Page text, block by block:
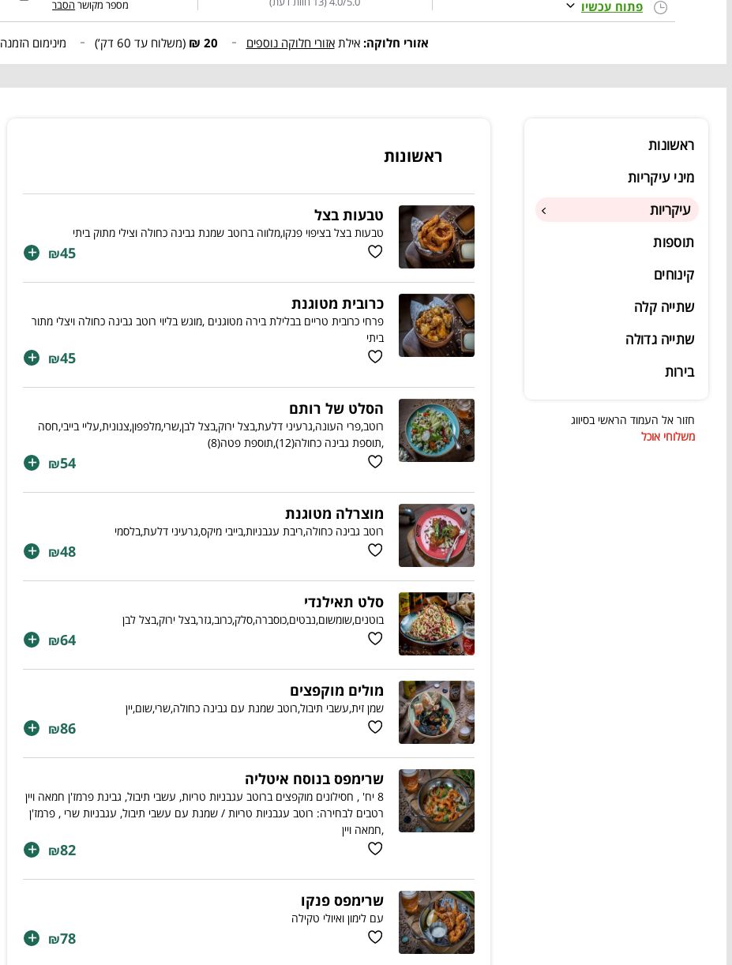
פתוח עכשיו
מספר מקושר הסבר
אזורי חלוקה:אילתאזורי חלוקה נוספים 20 ₪ (משלוח עד 60 דק’ ) מינימום הזמנה
ראשונות
מיני עיקריות
עיקריות
תוספות
קינוחים
שתייה קלה
שתייה גדולה
בירות
חזור אל העמוד הראשי בסיווג
משלוחי אוכל
ראשונות
טבעות בצל
טבעות בצל בציפוי פנקו,מלווה ברוטב שמנת גבינה כחולה וצילי מתוק ביתי
₪45
+
כרובית מטוגנת
פרחי כרובית טריים בבלילת בירה מטוגנים ,מוגש בליוי רוטב גבינה כחולה ויצלי מתור
ביתי
₪45
+
הסלט של רותם
רוטב,פרי העונה,גרעיני דלעת,בצל ירוק,בצל לבן,שרי,מלפפון,צנונית,עליי בייבי,חסה
,תוספת גבינה כחולה(12),תוספת פטה(8)
₪54
+
מוצרלה מטוגנת
רוטב גבינה כחולה,ריבת עגבניות,בייבי מיקס,גרעיני דלעת,בלסמי
₪48
+
סלט תאילנדי
בוטנים,שומשום,נבטים,כוסברה,סלק,כרוב,גזר,בצל ירוק,בצל לבן
₪64
+
מולים מוקפצים
שמן זית,עשבי תיבול,רוטב שמנת עם גבינה כחולה,שרי,שום,יין
₪86
+
שרימפס בנוסח איטליה
8 יח' , חסילונים מוקפצים ברוטב עגבניות טריות, עשבי תיבול, גבינת פרמז'ן חמאה ויין
רטבים לבחירה: רוטב עגבניות טריות / שמנת עם עשבי תיבול, עגבניות שרי , פרמז'ן
,חמאה ויין
₪82
+
שרימפס פנקו
עם לימון ואיולי טקילה
₪78
+